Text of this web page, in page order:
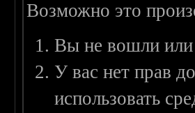
Возможно это
Вы не вошли или
У вас нет прав
использовать